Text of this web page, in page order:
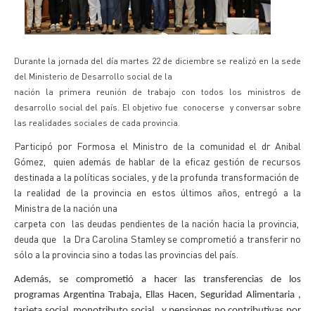
Durante la jornada del día martes 22 de diciembre se realizó en la sede
del Ministerio de Desarrollo social de la
nación la primera reunión de trabajo con todos los ministros de
desarrollo social del país. El objetivo fue conocerse y conversar sobre
las realidades sociales de cada provincia.
Participó por Formosa el Ministro de la comunidad el dr Anibal
Gómez, quien además de hablar de la eficaz gestión de recursos
destinada a la políticas sociales, y de la profunda transformación de
la realidad de la provincia en estos últimos años, entregó a la
Ministra de la nación una
carpeta con las deudas pendientes de la nación hacia la provincia,
deuda que la Dra Carolina Stamley se comprometió a transferir no
sólo a la provincia sino a todas las provincias del país.
Además, se comprometió a hacer las transferencias de los
programas Argentina Trabaja, Ellas Hacen, Seguridad Alimentaria ,